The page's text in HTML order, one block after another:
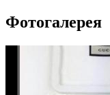
Фотогалерея